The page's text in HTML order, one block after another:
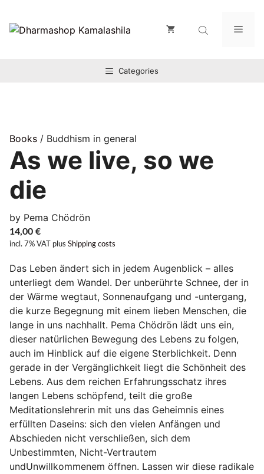
Inhalt
springen
Categories
Books / Buddhism in general
As we live, so we
die
by Pema Chödrön
14,00 €
incl. 7% VAT plus Shipping costs
Das Leben ändert sich in jedem Augenblick – alles
unterliegt dem Wandel. Der unberührte Schnee, der in
der Wärme wegtaut, Sonnenaufgang und -untergang,
die kurze Begegnung mit einem lieben Menschen, die
lange in uns nachhallt. Pema Chödrön lädt uns ein,
dieser natürlichen Bewegung des Lebens zu folgen,
auch im Hinblick auf die eigene Sterblichkeit. Denn
gerade in der Vergänglichkeit liegt die Schönheit des
Lebens. Aus dem reichen Erfahrungsschatz ihres
langen Lebens schöpfend, teilt die große
Meditationslehrerin mit uns das Geheimnis eines
erfüllten Daseins: sich den vielen Anfängen und
Abschieden nicht verschließen, sich dem
Unbestimmten, Nicht-Vertrautem
undUnwillkommenem öffnen. Lassen wir diese radikale